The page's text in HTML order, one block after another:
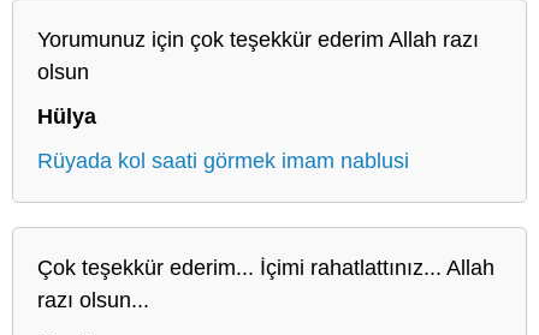
Yorumunuz için çok teşekkür ederim Allah razı
olsun
Hülya
Rüyada kol saati görmek imam nablusi
Çok teşekkür ederim... İçimi rahatlattınız... Allah
razı olsun...